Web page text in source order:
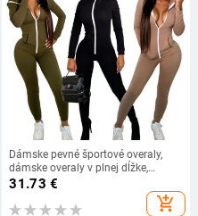
Dámske pevné športové overaly,
dámske overaly v plnej dĺžke,
jesenný štýl, sexy jednodielne body,
31.73 €
add_shopping_cart